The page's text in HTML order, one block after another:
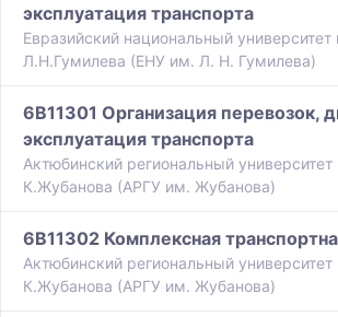
эксплуатация транспорта
Евразийский национальный университет
Л.Н.Гумилева (ЕНУ им. Л. Н. Гумилева)
6B11301 Организация перевозок,
эксплуатация транспорта
Актюбинский региональный
К.Жубанова (АРГУ им. Жубанова)
6B11302 Комплексная
Актюбинский региональный
К.Жубанова (АРГУ им. Жубанова)